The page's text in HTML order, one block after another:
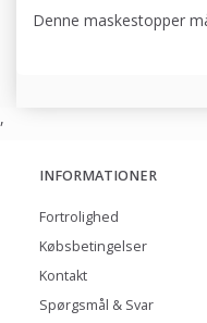
Denne maskestopper
,
INFORMATIONER
Fortrolighed
Købsbetingelser
Kontakt
Spørgsmål & Svar